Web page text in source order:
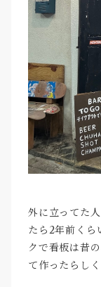
外に立ってた
たら2年前くら
クで看板は昔
て作ったらし